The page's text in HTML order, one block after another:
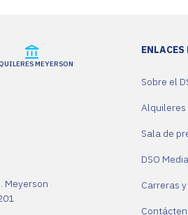
MEYERSON
Meyerson
Sobre el
Alquileres
Sala de
DSO
Carreras